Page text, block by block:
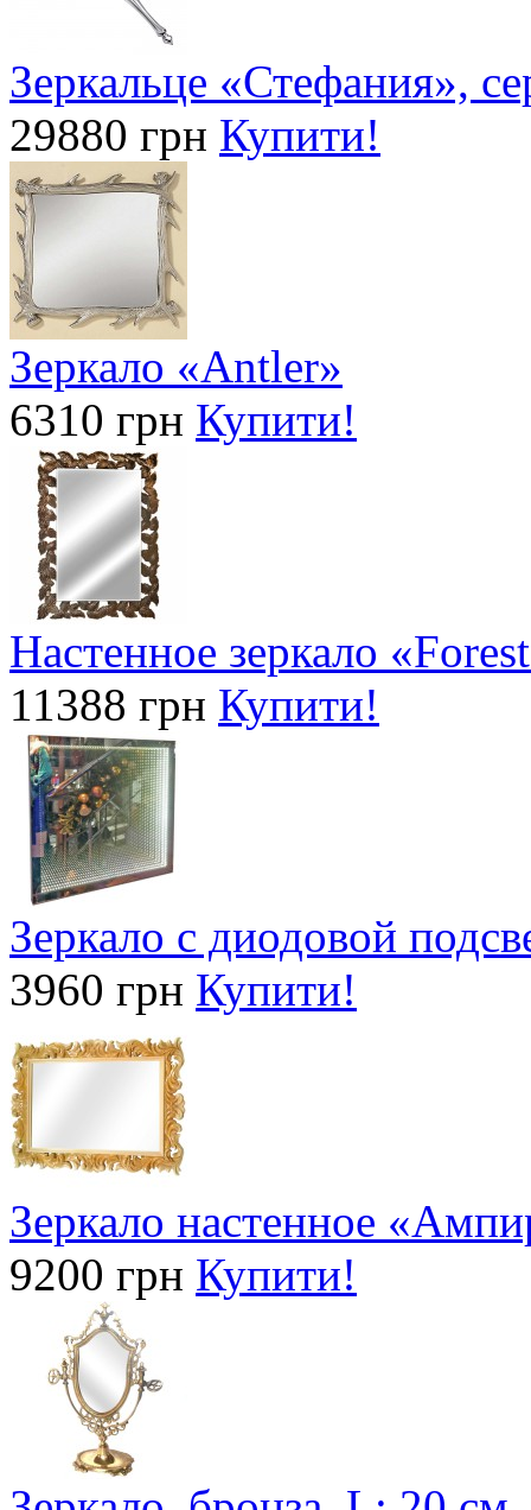
Зеркальце «Стефания»,
29880 грн Купити!
Зеркало «Antler»
6310 грн Купити!
Настенное зеркало
11388 грн Купити!
Зеркало с диодовой
3960 грн Купити!
Зеркало настенное
9200 грн Купити!